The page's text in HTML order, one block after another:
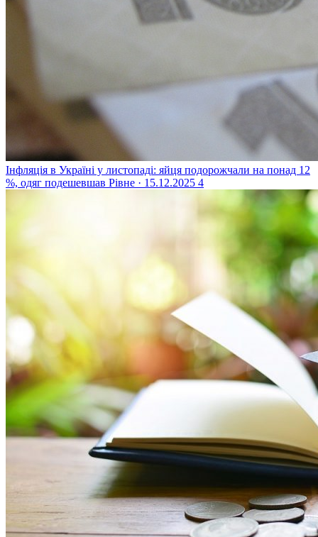
Інфляція в Україні у листопаді: яйця подорожчали на понад 12
%, одяг подешевшав Рівне · 15.12.2025 4